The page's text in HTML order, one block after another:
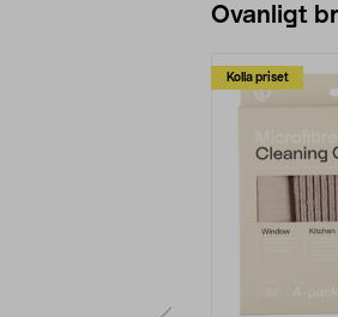
Ovanligt
Kolla priset